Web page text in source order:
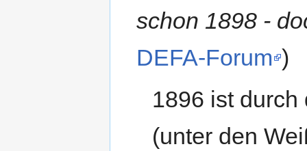
schon 1898 -
DEFA-Forum )
1896 ist durch
(unter den